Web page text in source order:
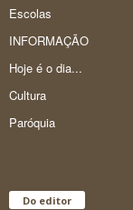
Escolas
INFORMAÇÃO
Hoje é o dia...
Cultura
Paróquia
Do editor